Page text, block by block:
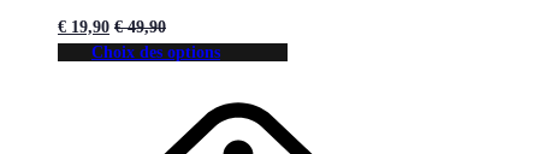
€ 19,90 €49,90
Choix des options